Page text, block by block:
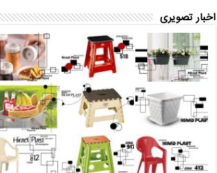
اخبار تصویری